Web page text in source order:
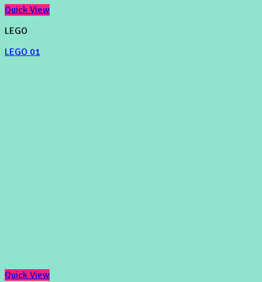
Quick View
LEGO
LEGO 01
Quick View